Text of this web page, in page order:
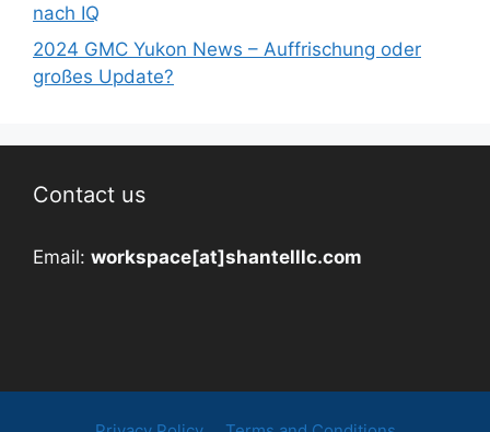
nach IQ
2024 GMC Yukon News – Auffrischung oder
großes Update?
Contact us
Email: workspace[at]shantelllc.com